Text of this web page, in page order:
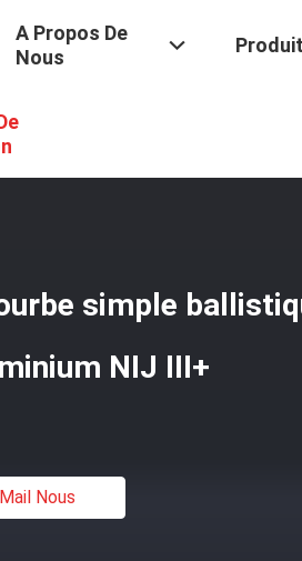
A Propos De
Nous
Militaires
simple
NIJ III+
Mail Nous